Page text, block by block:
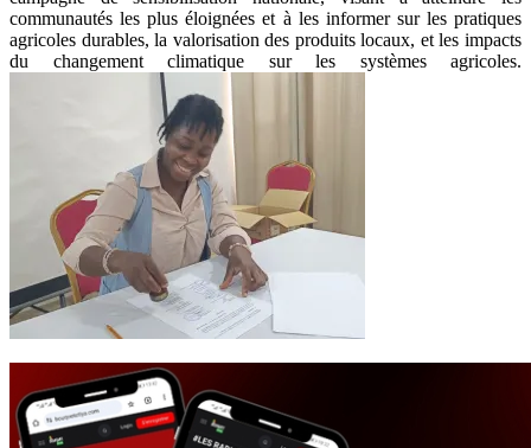
communautés les plus éloignées et à les informer sur les pratiques
agricoles durables, la valorisation des produits locaux, et les impacts
du changement climatique sur les systèmes agricoles.